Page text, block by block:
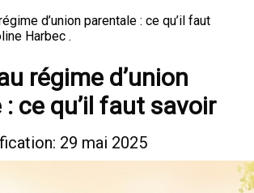
d’union parentale : ce qu’il faut
Harbec .
régime d’union
ce qu’il faut savoir
29 mai 2025